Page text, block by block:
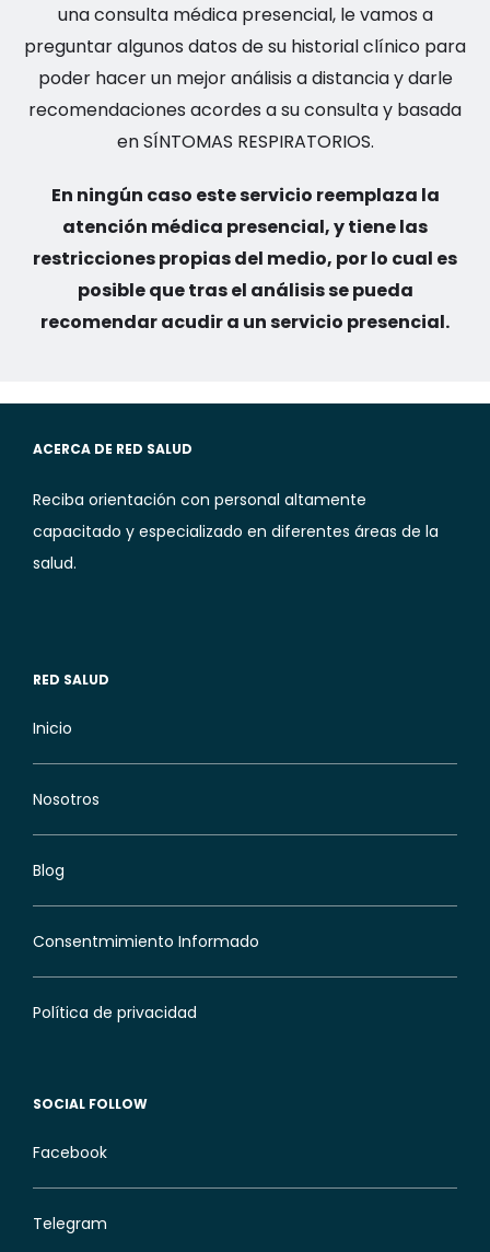
una consulta médica presencial, le vamos a
preguntar algunos datos de su historial clínico para
poder hacer un mejor análisis a distancia y darle
recomendaciones acordes a su consulta y basada
en SÍNTOMAS RESPIRATORIOS.
En ningún caso este servicio reemplaza la
atención médica presencial, y tiene las
restricciones propias del medio, por lo cual es
posible que tras el análisis se pueda
recomendar acudir a un servicio presencial.
ACERCA DE RED SALUD
Reciba orientación con personal altamente
capacitado y especializado en diferentes áreas de la
salud.​
RED SALUD
Inicio
Nosotros
Blog
Consentmimiento Informado
Política de privacidad
SOCIAL FOLLOW
Facebook
Telegram